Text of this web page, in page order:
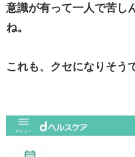
意識が有って一人で苦し
ね。
これも、クセになりそう